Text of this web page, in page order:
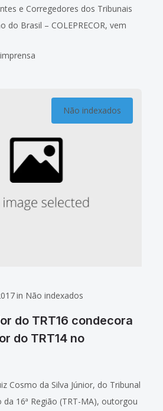
e Corregedores dos Tribunais
do Brasil – COLEPRECOR, vem
Ronaldo de
Não indexados
in Não indexados
do TRT16 condecora
do TRT14 no
Cosmo da Silva Júnior, do Tribunal
16ª Região (TRT-MA), outorgou